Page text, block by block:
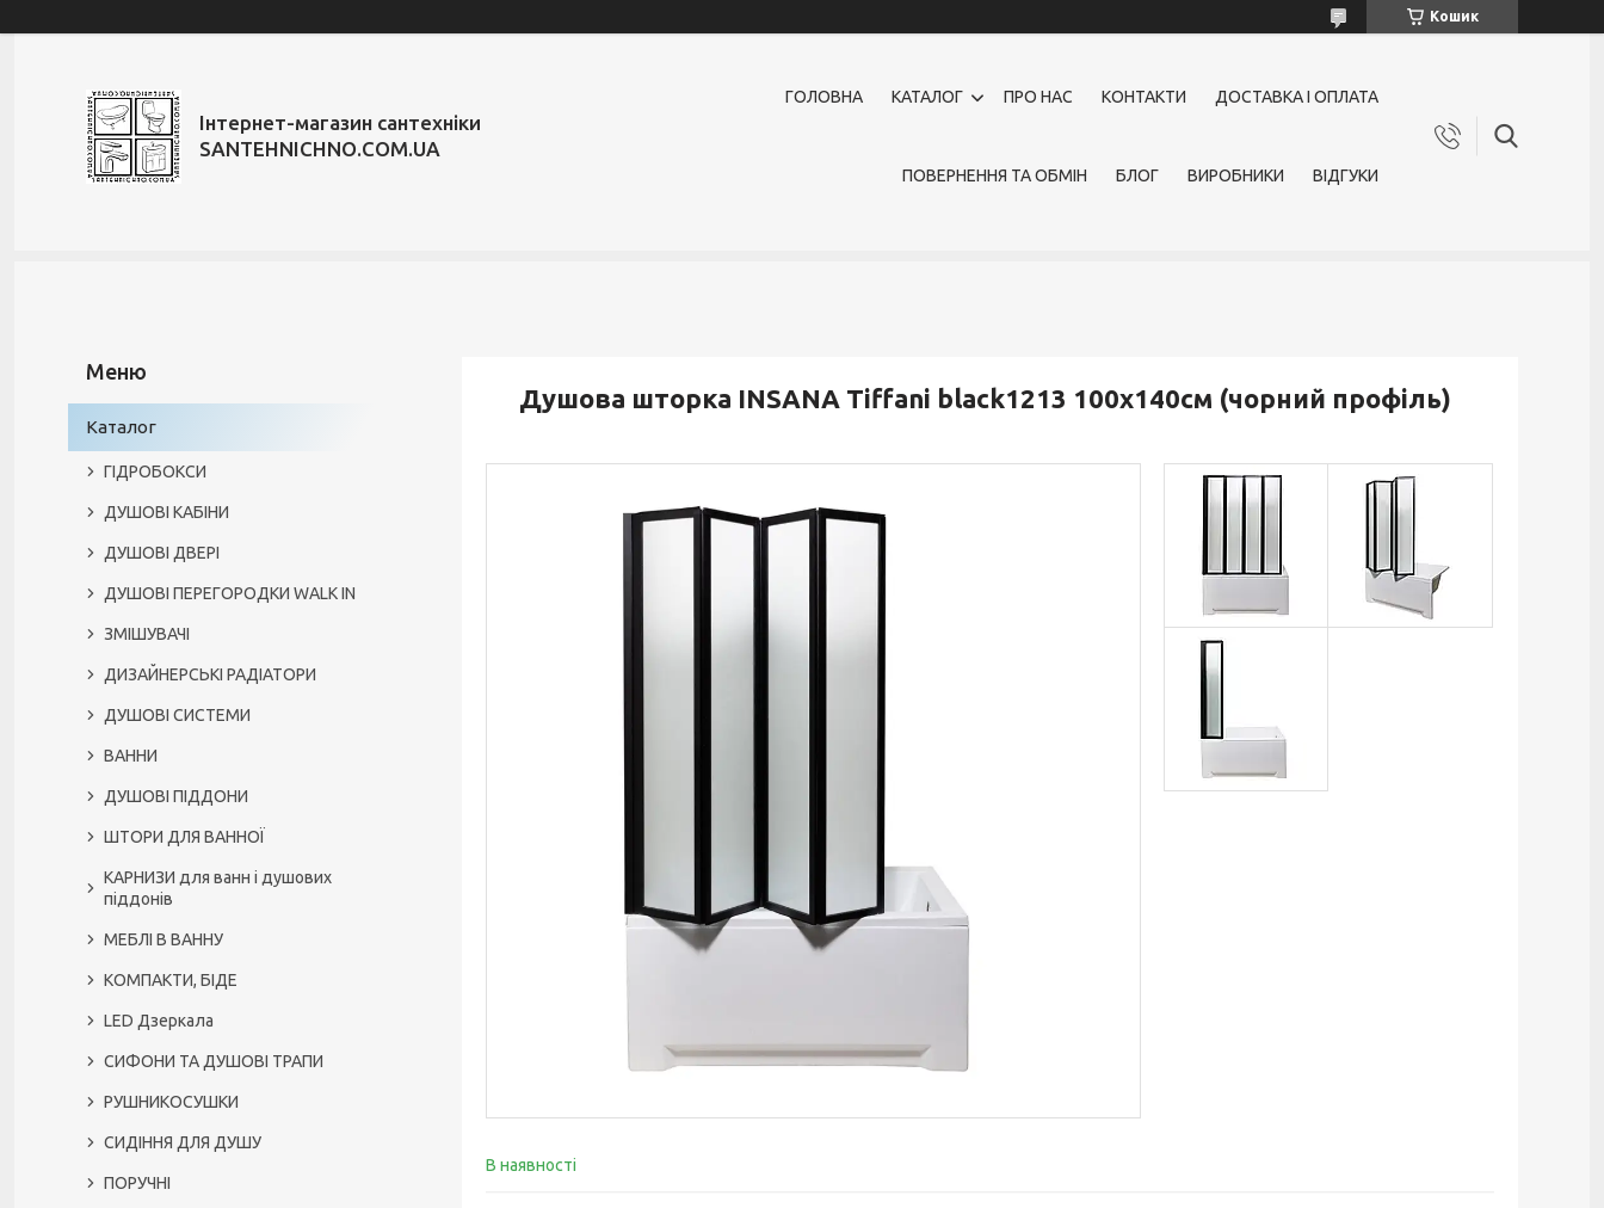
Кошик
Інтернет-магазин сантехніки
SANTEHNICHNO.COM.UA
ГОЛОВНА КАТАЛОГ ПРО НАС КОНТАКТИ ДОСТАВКА І ОПЛАТА
ПОВЕРНЕННЯ ТА ОБМІН БЛОГ ВИРОБНИКИ ВІДГУКИ
Душова шторка INSANA Tiffani black1213 100х140см (чорний профіль)
В наявності
Каталог
ГІДРОБОКСИ
ДУШОВІ КАБІНИ
ДУШОВІ ДВЕРІ
ДУШОВІ ПЕРЕГОРОДКИ WALK IN
ЗМІШУВАЧІ
ДИЗАЙНЕРСЬКІ РАДІАТОРИ
ДУШОВІ СИСТЕМИ
ВАННИ
ДУШОВІ ПІДДОНИ
ШТОРИ ДЛЯ ВАННОЇ
КАРНИЗИ для ванн і душових
піддонів
МЕБЛІ В ВАННУ
КОМПАКТИ, БІДЕ
LED Дзеркала
СИФОНИ ТА ДУШОВІ ТРАПИ
РУШНИКОСУШКИ
СИДІННЯ ДЛЯ ДУШУ
ПОРУЧНІ